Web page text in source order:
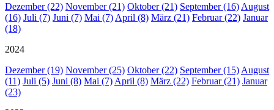
Dezember (22) November (21) Oktober (21) September (16) August
(16) Juli (7) Juni (7) Mai (7) April (8) März (21) Februar (22) Januar
(18)
2024
Dezember (19) November (25) Oktober (22) September (15) August
(11) Juli (5) Juni (8) Mai (7) April (8) März (22) Februar (21) Januar
(23)